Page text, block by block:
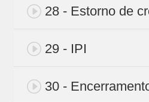
28 - Estorno de
29 - IPI
30 -